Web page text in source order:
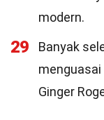
modern.
29
Banyak
Ginger